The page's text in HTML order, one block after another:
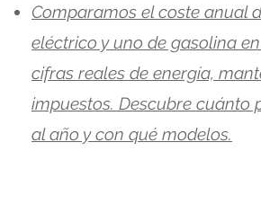
Comparamos el coste anual
eléctrico y uno de gasolina
cifras reales de energía,
impuestos. Descubre cuánto
al año y con qué modelos.